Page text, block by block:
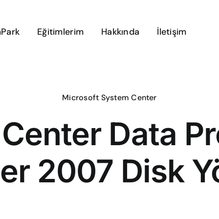
Eğitimlerim Hakkında İletişim
Microsoft System Center
Data
2007 Disk